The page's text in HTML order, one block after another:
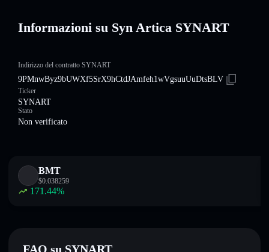
Informazioni su Syn Artica SYNART
Indirizzo del contratto SYNART
9PMnwByz9bUWXf5SrX9hCtdJAmfeh1wVgsuuUuDtsBLV
Ticker
SYNART
Stato
Non verificato
BMT
$0.038259
171.44%
FAQ su SYNART